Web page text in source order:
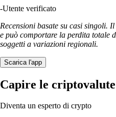
-Utente verificato
Recensioni basate su casi singoli.
e può comportare la perdita totale
soggetti a variazioni regionali.
Scarica l'app
Capire le criptovalute
Diventa un esperto di crypto